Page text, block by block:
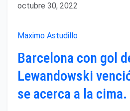
octubre 30, 2022
Maximo Astudillo
Barcelona con gol
Lewandowski
se acerca a la cima.